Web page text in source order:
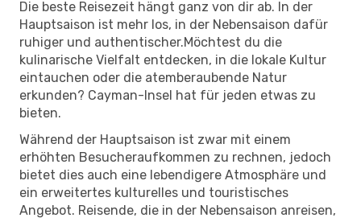
Die beste Reisezeit hängt ganz von dir ab. In der
Hauptsaison ist mehr los, in der Nebensaison dafür
ruhiger und authentischer.Möchtest du die
kulinarische Vielfalt entdecken, in die lokale Kultur
eintauchen oder die atemberaubende Natur
erkunden? Cayman-Insel hat für jeden etwas zu
bieten.
Während der Hauptsaison ist zwar mit einem
erhöhten Besucheraufkommen zu rechnen, jedoch
bietet dies auch eine lebendigere Atmosphäre und
ein erweitertes kulturelles und touristisches
Angebot. Reisende, die in der Nebensaison anreisen,